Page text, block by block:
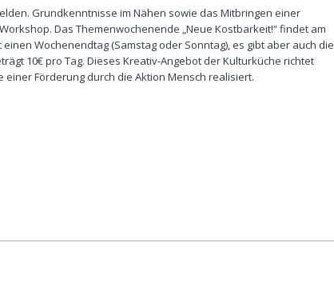
Grundkenntnisse im Nähen sowie das Mitbringen einer
Das Themenwochenende „Neue Kostbarkeit!“ findet am
Wochenendtag (Samstag oder Sonntag), es gibt aber auch die
10€ pro Tag. Dieses Kreativ-Angebot der Kulturküche richtet
Förderung durch die Aktion Mensch realisiert.